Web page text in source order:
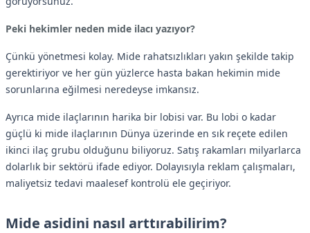
Peki hekimler neden mide ilacı yazıyor?
Çünkü yönetmesi kolay. Mide rahatsızlıkları yakın şekilde takip
gerektiriyor ve her gün yüzlerce hasta bakan hekimin mide
sorunlarına eğilmesi neredeyse imkansız.
Ayrıca mide ilaçlarının harika bir lobisi var. Bu lobi o kadar
güçlü ki mide ilaçlarının Dünya üzerinde en sık reçete edilen
ikinci ilaç grubu olduğunu biliyoruz. Satış rakamları milyarlarca
dolarlık bir sektörü ifade ediyor. Dolayısıyla reklam çalışmaları,
maliyetsiz tedavi maalesef kontrolü ele geçiriyor.
Mide asidini nasıl arttırabilirim?